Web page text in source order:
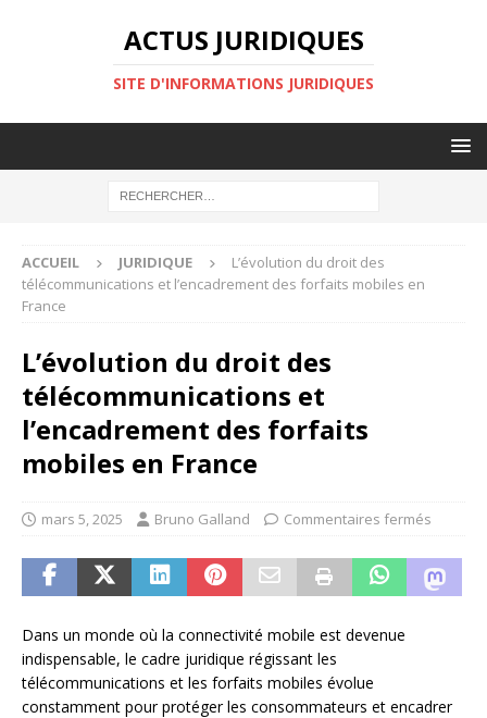
ACTUS JURIDIQUES
SITE D'INFORMATIONS JURIDIQUES
ACCUEIL JURIDIQUE
L’évolution du droit des
télécommunications et l’encadrement des forfaits mobiles en
France
L’évolution du droit des
télécommunications et
l’encadrement des forfaits
mobiles en France
mars 5, 2025 Bruno Galland Commentaires fermés
Dans un monde où la connectivité mobile est devenue
indispensable, le cadre juridique régissant les
télécommunications et les forfaits mobiles évolue
constamment pour protéger les consommateurs et encadrer